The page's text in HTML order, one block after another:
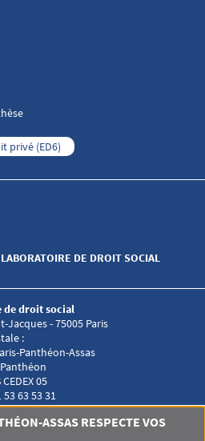
social 3
social 4
privé (ED6)
LABORATOIRE DE DROIT SOCIAL
de droit social
Jacques - 75005 Paris
:
Panthéon-Assas
05
53 63 53 31
droit social
ASSAS RESPECTE VOS